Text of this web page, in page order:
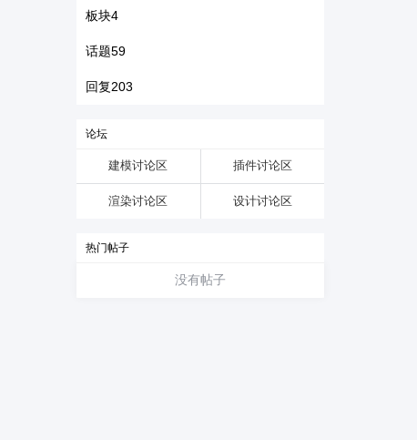
板块4
话题59
回复203
论坛
建模讨论区 插件讨论区
渲染讨论区 设计讨论区
热门帖子
没有帖子